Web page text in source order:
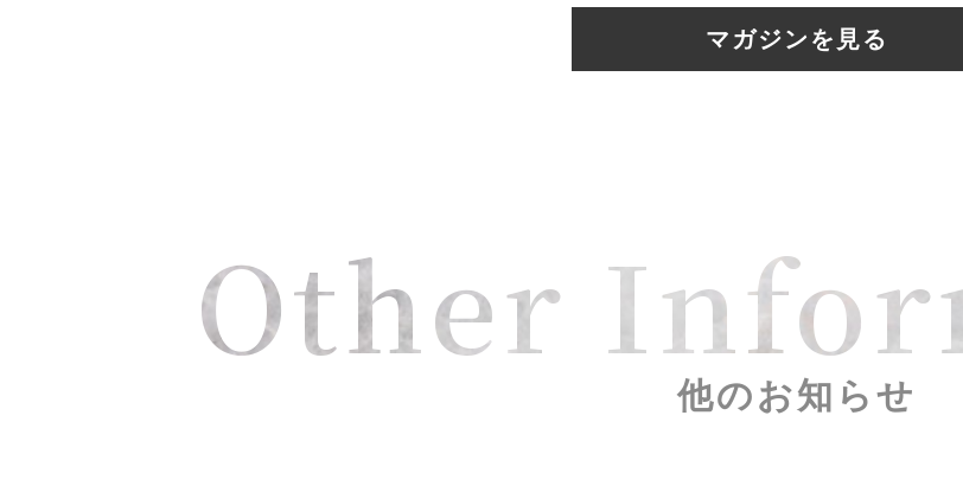
マガジンを見る
Other
他のお知らせ